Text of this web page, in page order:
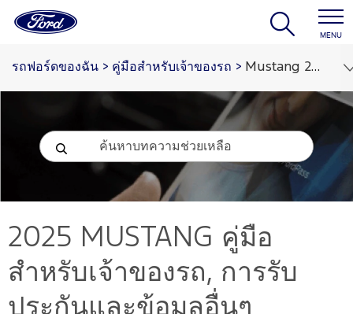
MENU
รถฟอร์ดของฉัน > คู่มือสำหรับเจ้าของรถ > Mustang 2025
2025 MUSTANG คู่มือ
สำหรับเจ้าของรถ, การรับ
ประกันและข้อมูลอื่นๆ